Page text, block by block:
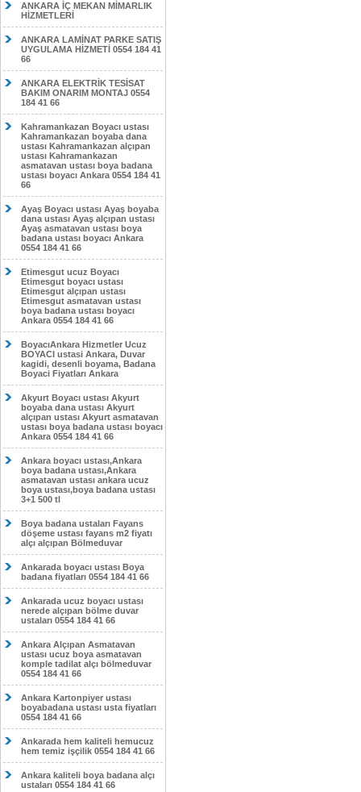
ANKARA İÇ MEKAN MİMARLIK
HİZMETLERİ
ANKARA LAMİNAT PARKE SATIŞ
UYGULAMA HİZMETİ 0554 184 41
66
ANKARA ELEKTRİK TESİSAT
BAKIM ONARIM MONTAJ 0554
184 41 66
Kahramankazan Boyacı ustası
Kahramankazan boyaba dana
ustası Kahramankazan alçıpan
ustası Kahramankazan
asmatavan ustası boya badana
ustası boyacı Ankara 0554 184 41
66
Ayaş Boyacı ustası Ayaş boyaba
dana ustası Ayaş alçıpan ustası
Ayaş asmatavan ustası boya
badana ustası boyacı Ankara
0554 184 41 66
Etimesgut ucuz Boyacı
Etimesgut boyacı ustası
Etimesgut alçıpan ustası
Etimesgut asmatavan ustası
boya badana ustası boyacı
Ankara 0554 184 41 66
BoyacıAnkara Hizmetler Ucuz
BOYACI ustasi Ankara, Duvar
kagidi, desenli boyama, Badana
Boyaci Fiyatları Ankara
Akyurt Boyacı ustası Akyurt
boyaba dana ustası Akyurt
alçıpan ustası Akyurt asmatavan
ustası boya badana ustası boyacı
Ankara 0554 184 41 66
Ankara boyacı ustası,Ankara
boya badana ustası,Ankara
asmatavan ustası ankara ucuz
boya ustası,boya badana ustası
3+1 500 tl
Boya badana ustaları Fayans
döşeme ustası fayans m2 fiyatı
alçı alçıpan Bölmeduvar
Ankarada boyacı ustası Boya
badana fiyatları 0554 184 41 66
Ankarada ucuz boyacı ustası
nerede alçıpan bölme duvar
ustaları 0554 184 41 66
Ankara Alçıpan Asmatavan
ustası ucuz boya asmatavan
komple tadilat alçı bölmeduvar
0554 184 41 66
Ankara Kartonpiyer ustası
boyabadana ustası usta fiyatları
0554 184 41 66
Ankarada hem kaliteli hemucuz
hem temiz işçilik 0554 184 41 66
Ankara kaliteli boya badana alçı
ustaları 0554 184 41 66